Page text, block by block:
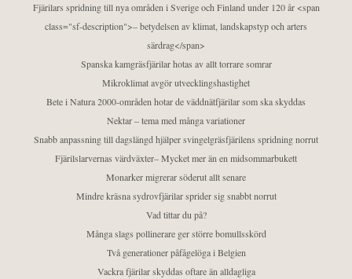
Fjärilars spridning till nya områden i Sverige och Finland under 120 år <span
class="sf-description">– betydelsen av klimat, landskapstyp och arters
särdrag</span>
Spanska kamgräsfjärilar hotas av allt torrare somrar
Mikroklimat avgör utvecklingshastighet
Bete i Natura 2000-områden hotar de väddnätfjärilar som ska skyddas
Nektar – tema med många variationer
Snabb anpassning till dagslängd hjälper svingelgräsfjärilens spridning norrut
Fjärilslarvernas värdväxter– Mycket mer än en midsommarbukett
Monarker migrerar söderut allt senare
Mindre kräsna sydrovfjärilar sprider sig snabbt norrut
Vad tittar du på?
Många slags pollinerare ger större bomullsskörd
Två generationer påfågelöga i Belgien
Vackra fjärilar skyddas oftare än alldagliga